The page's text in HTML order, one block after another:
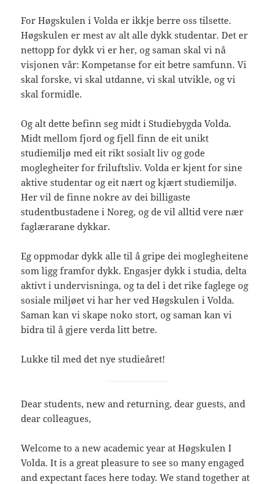
For Høgskulen i Volda er ikkje berre oss tilsette.
Høgskulen er mest av alt alle dykk studentar. Det er
nettopp for dykk vi er her, og saman skal vi nå
visjonen vår: Kompetanse for eit betre samfunn. Vi
skal forske, vi skal utdanne, vi skal utvikle, og vi
skal formidle.
Og alt dette befinn seg midt i Studiebygda Volda.
Midt mellom fjord og fjell finn de eit unikt
studiemiljø med eit rikt sosialt liv og gode
moglegheiter for friluftsliv. Volda er kjent for sine
aktive studentar og eit nært og kjært studiemiljø.
Her vil de finne nokre av dei billigaste
studentbustadene i Noreg, og de vil alltid vere nær
faglærarane dykkar.
Eg oppmodar dykk alle til å gripe dei moglegheitene
som ligg framfor dykk. Engasjer dykk i studia, delta
aktivt i undervisninga, og ta del i det rike faglege og
sosiale miljøet vi har her ved Høgskulen i Volda.
Saman kan vi skape noko stort, og saman kan vi
bidra til å gjere verda litt betre.
Lukke til med det nye studieåret!
Dear students, new and returning, dear guests, and
dear colleagues,
Welcome to a new academic year at Høgskulen I
Volda. It is a great pleasure to see so many engaged
and expectant faces here today. We stand together at